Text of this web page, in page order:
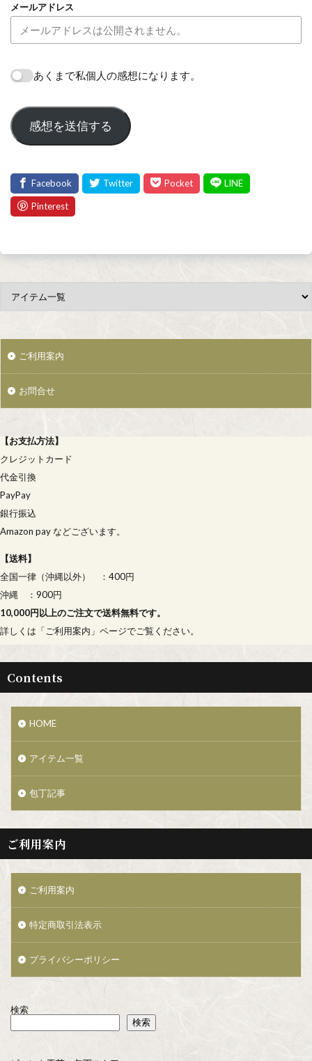
メールアドレス
あくまで私個人の感想になります。
感想を送信する
ご利用案内
お問合せ
【お支払方法】
クレジットカード
代金引換
PayPay
銀行振込
Amazon pay などございます。
【送料】
全国一律（沖縄以外） ：400円
沖縄 ：900円
10,000円以上のご注文で送料無料です。
詳しくは「 ご利用案内 」ページでご覧ください。
Contents
HOME
アイテム一覧
包丁記事
ご利用案内
ご利用案内
特定商取引法表示
プライバシーポリシー
検索
検索